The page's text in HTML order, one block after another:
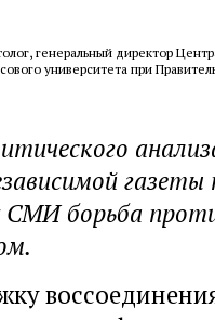
генеральный директор
университета при
СМИ борьба